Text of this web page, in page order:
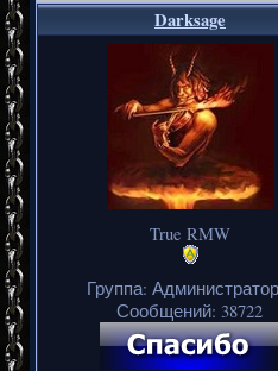
Darksage
True RMW
Группа:
Сообщений: 38722